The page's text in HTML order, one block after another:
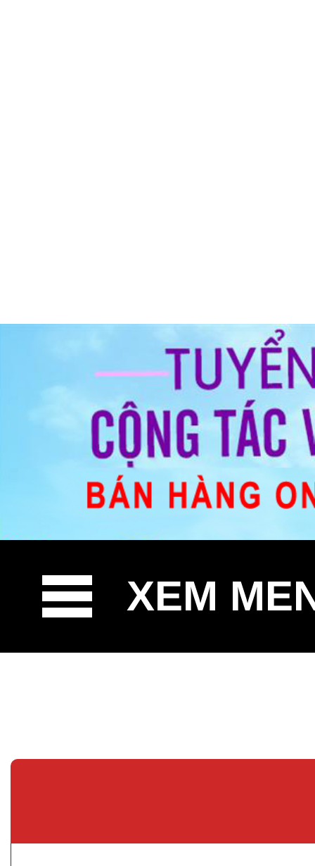
XEM